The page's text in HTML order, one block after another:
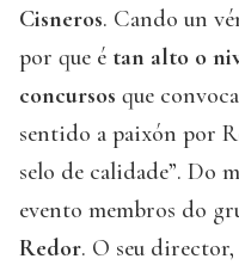
Cisneros. Cando un
por que é tan alto o
concursos que
sentido a paixón por
selo de calidade”. Do
evento membros do
Redor. O seu director,